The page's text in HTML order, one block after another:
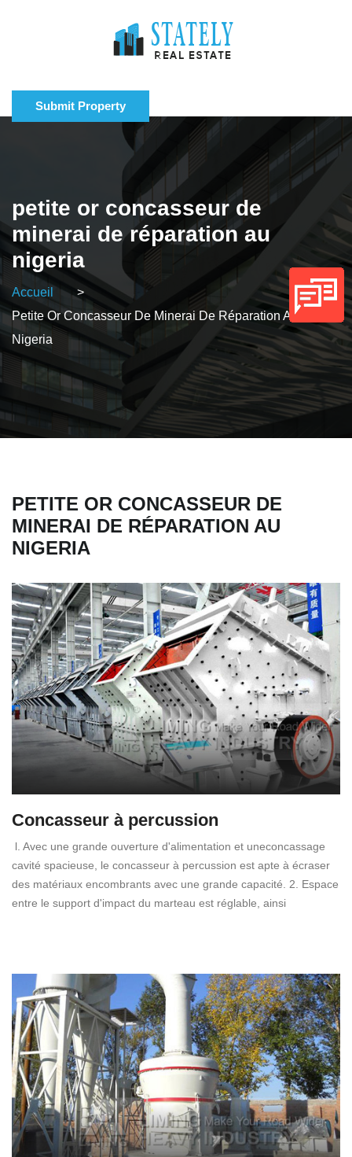
Submit Property
petite or concasseur de
minerai de réparation au
nigeria
Accueil
>
Petite Or Concasseur De Minerai De Réparation Au
Nigeria
PETITE OR CONCASSEUR DE
MINERAI DE RÉPARATION AU
NIGERIA
Concasseur à percussion
l. Avec une grande ouverture d'alimentation et uneconcassage
cavité spacieuse, le concasseur à percussion est apte à écraser
des matériaux encombrants avec une grande capacité. 2. Espace
entre le support d'impact du marteau est réglable, ainsi